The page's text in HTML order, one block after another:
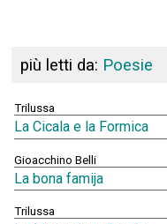
più letti da: Poesie
Trilussa
La Cicala e la Formica
Gioacchino Belli
La bona famija
Trilussa